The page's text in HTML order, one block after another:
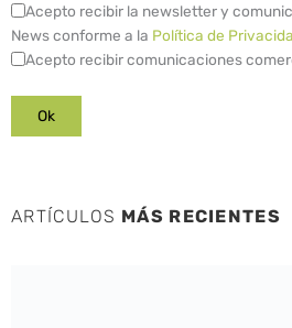
Acepto recibir la newsletter y
News conforme a la Política de
Acepto recibir comunicaciones
ARTÍCULOS MÁS RECIENTES